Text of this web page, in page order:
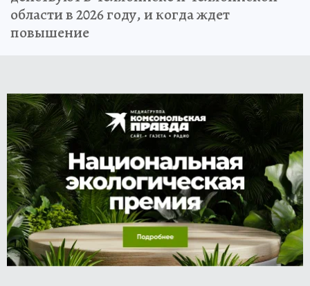
области в 2026 году, и когда ждет
повышение